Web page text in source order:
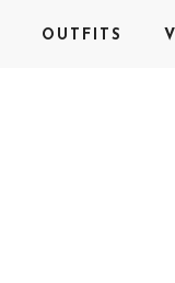
OUTFITS